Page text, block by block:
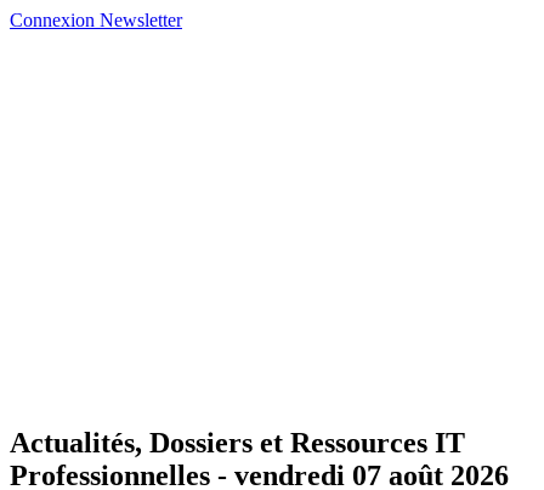
Connexion Newsletter
Actualités, Dossiers et Ressources IT
Professionnelles - vendredi 07 août 2026